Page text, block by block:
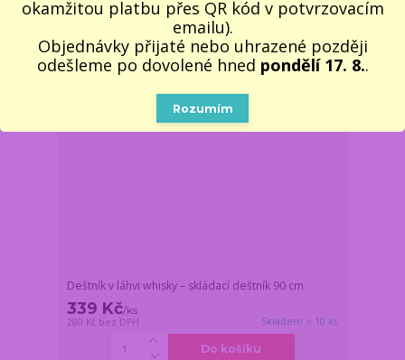
Novinka
Deštník v láhvi whisky – skládací deštník 90 cm
339 Kč/ks
280 Kč bez DPH Skladem > 10 ks
Do košíku
okamžitou platbu přes QR kód v potvrzovacím
emailu).
Objednávky přijaté nebo uhrazené později
odešleme po dovolené hned pondělí 17. 8..
Rozumím